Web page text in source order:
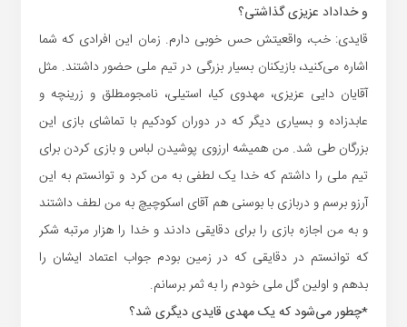
و خداداد عزیزی گذاشتی؟
قایدی: خب، واقعیتش حس خوبی دارم. زمان این افرادی که شما
اشاره می‌کنید، بازیکنان بسیار بزرگی در تیم ملی حضور داشتند. مثل
آقایان دایی عزیزی، مهدوی کیا، استیلی، نامجومطلق و زرینچه و
عابدزاده و بسیاری دیگر که در دوران کودکیم با تماشای بازی این
بزرگان طی شد. من همیشه ارزوی پوشیدن لباس و بازی کردن برای
تیم ملی را داشتم که خدا یک لطفی به من کرد و توانستم به این
آرزو برسم و دربازی با بوسنی هم آقای اسکوچیچ به من لطف داشتند
و به من اجازه بازی را برای دقایقی دادند و خدا را هزار مرتبه شکر
که توانستم در دقایقی که در زمین بودم جواب اعتماد ایشان را
بدهم و اولین گل ملی خودم را به ثمر برسانم.
*چطور می‌شود که یک مهدی قایدی دیگری شد؟